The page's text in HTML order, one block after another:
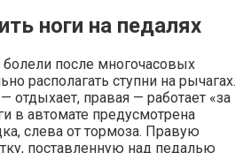
ноги на педалях
после многочасовых
располагать ступни на рычагах.
отдыхает, правая — работает «за
в автомате предусмотрена
слева от тормоза. Правую
поставленную над педалью